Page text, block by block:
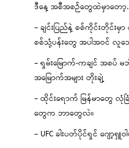
ဒီနေ့ အစီအစဉ်တွေထဲမှာတော့
– ချင်းပြည်နဲ့ စစ်ကိုင်းတိုင်း
စစ်သုံ့ပန်းတွေ အပါအဝင် လူ
– ရှမ်းမြောက်-ကချင် အစ
အမြောက်အများ တိုးချဲ့
– ထိုင်းရောက် မြန်မာတွေ
တွေက ဘာတွေလဲ။
– UFC ခါးပတ်ပိုင်ရှင် ဂျော့